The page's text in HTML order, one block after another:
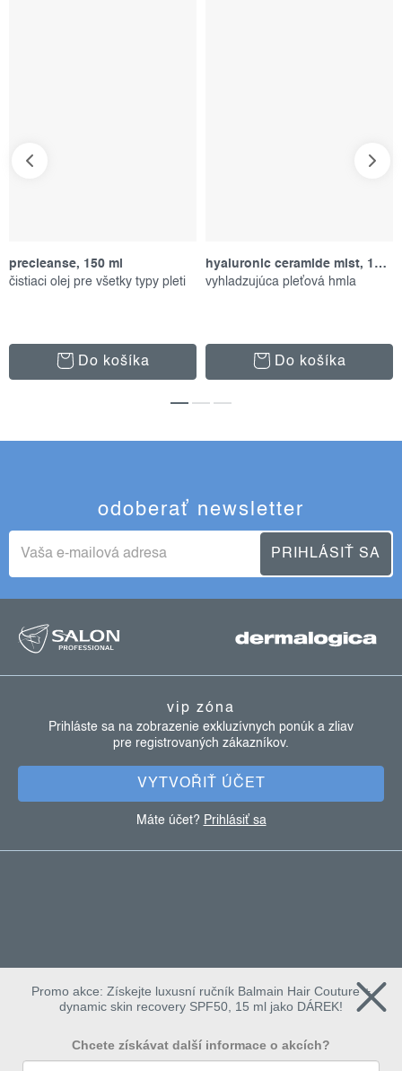
precleanse, 150 ml
čistiaci olej pre všetky typy pleti
Do košíka
hyaluronic ceramide mist, 150 ml
vyhladzujúca pleťová hmla
Do košíka
odoberať newsletter
PRIHLÁSIŤ SA
vip zóna
Prihláste sa na zobrazenie exkluzívnych ponúk a zliav
pre registrovaných zákazníkov.
VYTVOŘIŤ ÚČET
Máte účet? Prihlásiť sa
Promo akce: Získejte luxusní ručník Balmain Hair Couture +
dynamic skin recovery SPF50, 15 ml jako DÁREK!
Chcete získávat další informace o akcích?